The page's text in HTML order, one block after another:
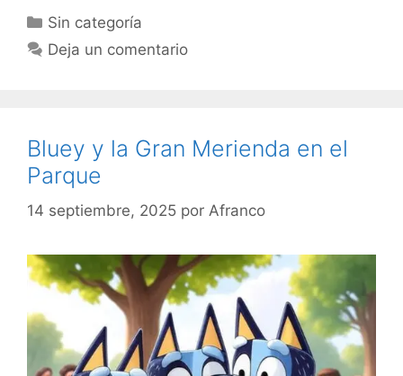
Categorías
Sin categoría
Deja un comentario
Bluey y la Gran Merienda en el
Parque
14 septiembre, 2025 por Afranco